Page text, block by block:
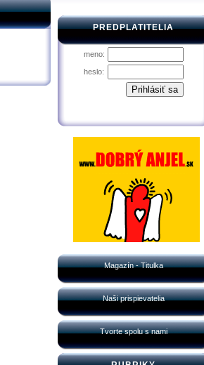
PREDPLATITELIA
meno:
heslo:
Magazín - Titulka
Naši prispievatelia
Tvorte spolu s nami